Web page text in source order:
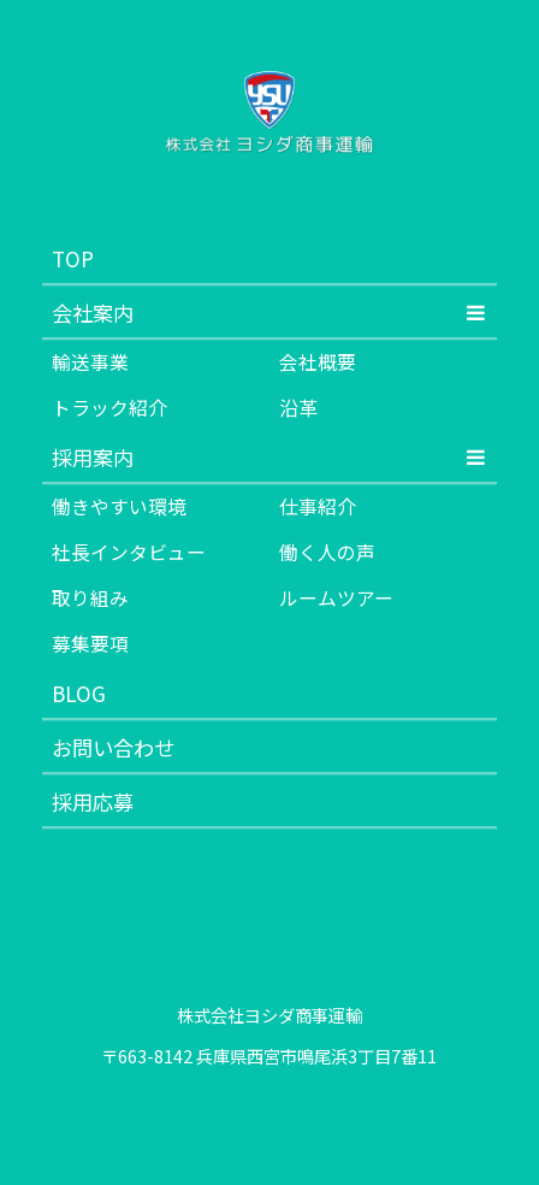
TOP
会社案内
輸送事業
会社概要
トラック紹介
沿革
採用案内
働きやすい環境
仕事紹介
社長インタビュー
働く人の声
取り組み
ルームツアー
募集要項
BLOG
お問い合わせ
採用応募
株式会社ヨシダ商事運輸
〒663-8142 兵庫県西宮市鳴尾浜3丁目7番11